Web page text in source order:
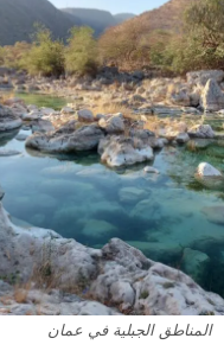
المناطق الجبلية في عمان